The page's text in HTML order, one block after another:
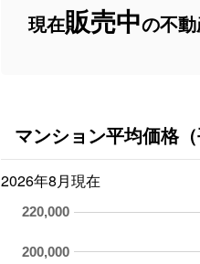
現在販売中の不
マンション平均価格
2026年8月現在
200,000
220,000